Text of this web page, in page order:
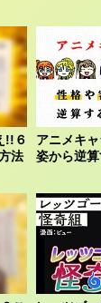
!!６
法
アニメキ
姿から逆